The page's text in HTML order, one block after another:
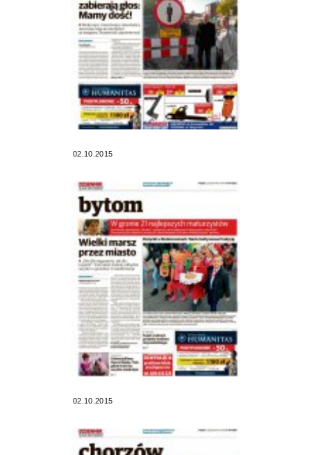
02.10.2015
02.10.2015